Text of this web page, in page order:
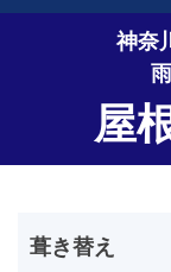
神奈
屋
葺き替え